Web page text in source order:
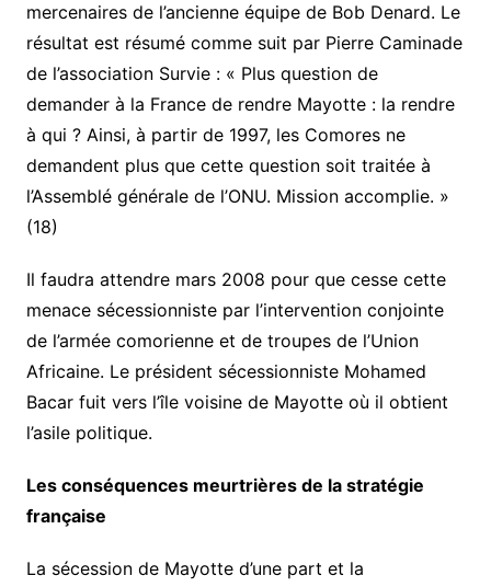
mercenaires de l’ancienne équipe de Bob Denard. Le
résultat est résumé comme suit par Pierre Caminade
de l’association Survie : « Plus question de
demander à la France de rendre Mayotte : la rendre
à qui ? Ainsi, à partir de 1997, les Comores ne
demandent plus que cette question soit traitée à
l’Assemblé générale de l’ONU. Mission accomplie. »
(18)
Il faudra attendre mars 2008 pour que cesse cette
menace sécessionniste par l’intervention conjointe
de l’armée comorienne et de troupes de l’Union
Africaine. Le président sécessionniste Mohamed
Bacar fuit vers l’île voisine de Mayotte où il obtient
l’asile politique.
Les conséquences meurtrières de la stratégie
française
La sécession de Mayotte d’une part et la